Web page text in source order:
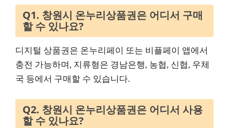
Q1. 창원시 온누리상품권은 어디서 구매
할 수 있나요?
디지털 상품권은 온누리페이 또는 비플페이 앱에서
충전 가능하며, 지류형은 경남은행, 농협, 신협, 우체
국 등에서 구매할 수 있습니다.
Q2. 창원시 온누리상품권은 어디서 사용
할 수 있나요?